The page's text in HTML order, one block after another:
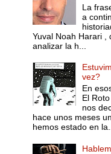
La
a
Yuval Noah Harari ,
analizar la h...
vez?
En
El
nos
hace unos meses
hemos estado en la...